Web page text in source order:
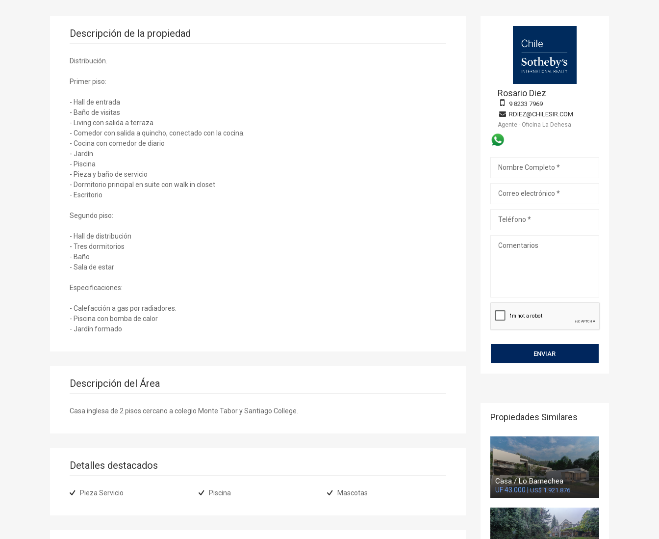
Descripción de la propiedad
Distribución.
Primer piso:
- Hall de entrada
- Baño de visitas
- Living con salida a terraza
- Comedor con salida a quincho, conectado con la cocina.
- Cocina con comedor de diario
- Jardín
- Piscina
- Pieza y baño de servicio
- Dormitorio principal en suite con walk in closet
- Escritorio
Segundo piso:
- Hall de distribución
- Tres dormitorios
- Baño
- Sala de estar
Especificaciones:
- Calefacción a gas por radiadores.
- Piscina con bomba de calor
- Jardín formado
Descripción del Área
Casa inglesa de 2 pisos cercano a colegio Monte Tabor y Santiago College.
Detalles destacados
Pieza Servicio Piscina Mascotas
Rosario Diez
9 8233 7969
RDIEZ@CHILESIR.COM
Agente - Oficina La Dehesa
Propiedades Similares
Casa / Lo Barnechea
UF 43.000 |US$ 1.921.876